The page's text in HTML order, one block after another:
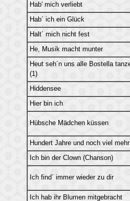
Hab' mich verliebt
Hab´ ich ein Glück
Halt´ mich nicht fest
He, Musik macht munter
Heut seh´n uns alle Bostella
(1)
Hiddensee
Hier bin ich
Hübsche Mädchen küssen
Hundert Jahre und noch viel mehr
Ich bin der Clown (Chanson)
Ich find´ immer wieder zu dir
Ich hab ihr Blumen mitgebracht